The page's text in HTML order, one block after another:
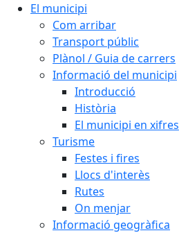
El municipi
Com arribar
Transport públic
Plànol / Guia de carrers
Informació del municipi
Introducció
Història
El municipi en xifres
Turisme
Festes i fires
Llocs d'interès
Rutes
On menjar
Informació geogràfica